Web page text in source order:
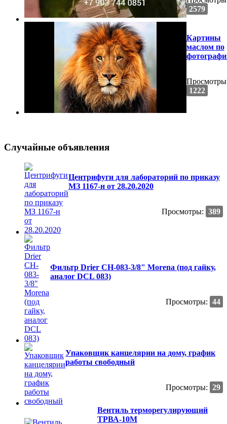
2579
Картины
маслом по
1222
Случайные объявления
Центрифуги для лабораторий по приказу
МЗ 1167-н от 28.20.2020
Просмотры: 389
Фильтр Drier CH-083-3/8" Morena (под гайку,
аналог DCL 083)
Просмотры: 44
Упаковщик канцелярии на дому, график
работы свободный
Просмотры: 29
Вентиль терморегулирующий
ТРВА-10М